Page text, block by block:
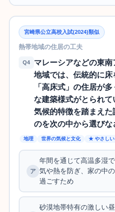
宮崎県公立高校入試(2024)類似
熱帯地域の住居の工夫
Q4
マレーシアなどの東
地域では、伝統的に
「高床式」の住居が
な建築様式がとられ
気候的特徴を踏まえ
のを次の中から選びな
地理 世界の気候と文化 ★ やさしい
年間を通じて高温多湿
気や熱を防ぎ、家の中
過ごすため
砂漠地帯特有の激しい